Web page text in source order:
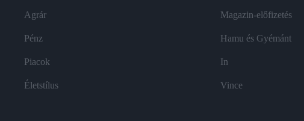
Agrár
Pénz
Piacok
Életstílus
Magazin-előfizetés
Hamu és Gyémánt
In
Vince